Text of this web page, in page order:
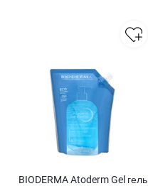
BIODERMA Atoderm Gel гель